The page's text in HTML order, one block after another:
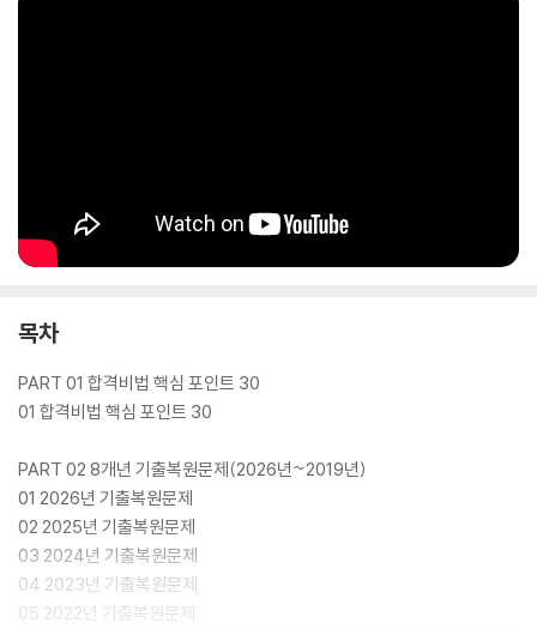
목차
PART 01 합격비법 핵심 포인트 30
01 합격비법 핵심 포인트 30
PART 02 8개년 기출복원문제(2026년~2019년)
01 2026년 기출복원문제
02 2025년 기출복원문제
03 2024년 기출복원문제
04 2023년 기출복원문제
05 2022년 기출복원문제